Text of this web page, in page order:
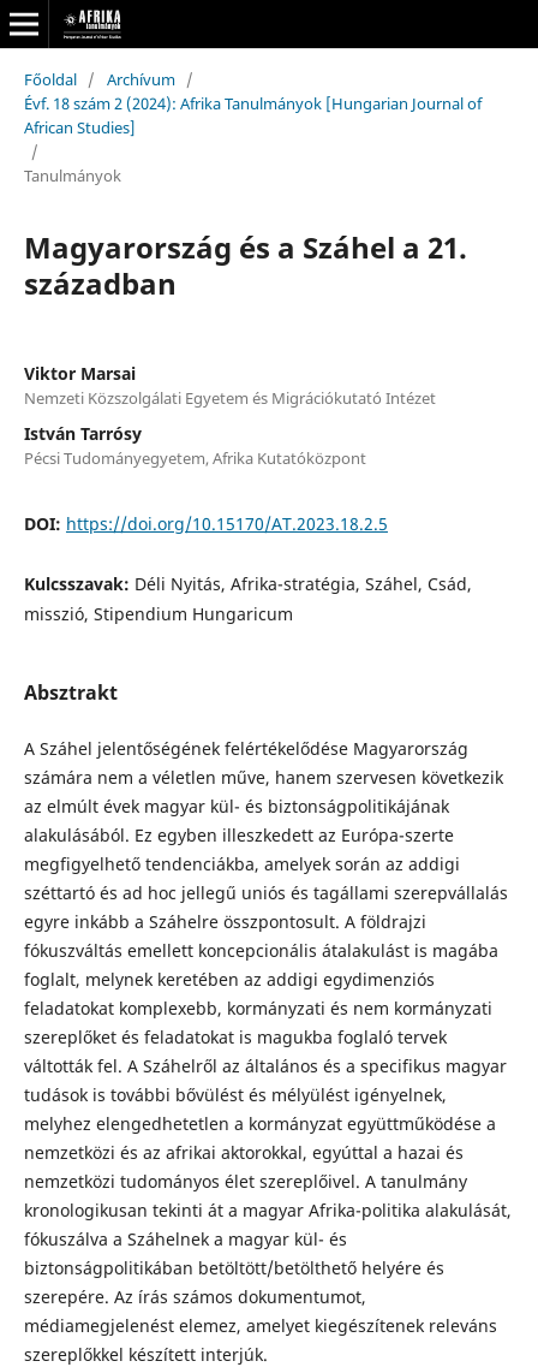
Főoldal / Archívum /
Évf. 18 szám 2 (2024): Afrika Tanulmányok [Hungarian Journal of
African Studies]
/
Tanulmányok
Magyarország és a Száhel a 21.
században
Viktor Marsai
Nemzeti Közszolgálati Egyetem és Migrációkutató Intézet
István Tarrósy
Pécsi Tudományegyetem, Afrika Kutatóközpont
DOI: https://doi.org/10.15170/AT.2023.18.2.5
Kulcsszavak: Déli Nyitás, Afrika-stratégia, Száhel, Csád,
misszió, Stipendium Hungaricum
Absztrakt
A Száhel jelentőségének felértékelődése Magyarország
számára nem a véletlen műve, hanem szervesen következik
az elmúlt évek magyar kül- és biztonságpolitikájának
alakulásából. Ez egyben illeszkedett az Európa-szerte
megfigyelhető tendenciákba, amelyek során az addigi
széttartó és ad hoc jellegű uniós és tagállami szerepvállalás
egyre inkább a Száhelre összpontosult. A földrajzi
fókuszváltás emellett koncepcionális átalakulást is magába
foglalt, melynek keretében az addigi egydimenziós
feladatokat komplexebb, kormányzati és nem kormányzati
szereplőket és feladatokat is magukba foglaló tervek
váltották fel. A Száhelről az általános és a specifikus magyar
tudások is további bővülést és mélyülést igényelnek,
melyhez elengedhetetlen a kormányzat együttműködése a
nemzetközi és az afrikai aktorokkal, egyúttal a hazai és
nemzetközi tudományos élet szereplőivel. A tanulmány
kronologikusan tekinti át a magyar Afrika-politika alakulását,
fókuszálva a Száhelnek a magyar kül- és
biztonságpolitikában betöltött/betölthető helyére és
szerepére. Az írás számos dokumentumot,
médiamegjelenést elemez, amelyet kiegészítenek releváns
szereplőkkel készített interjúk.